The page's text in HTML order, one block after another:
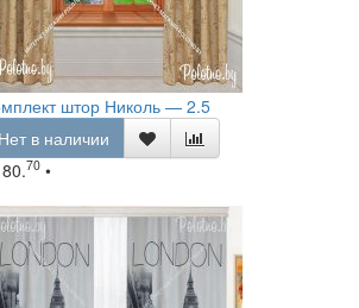
штор Николь — 2.5
в наличии
70 •